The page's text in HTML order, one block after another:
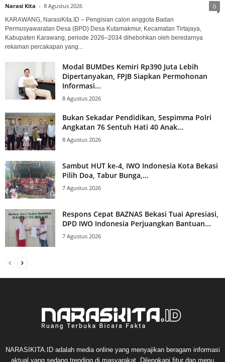
Narasi Kita - 8 Agustus 2026 0
KARAWANG, NarasiKita.ID – Pengisian calon anggota Badan
Permusyawaratan Desa (BPD) Desa Kutamakmur, Kecamatan Tirtajaya,
Kabupaten Karawang, periode 2026–2034 dihebohkan oleh beredarnya
rekaman percakapan yang...
Modal BUMDes Kemiri Rp390 Juta Lebih
Dipertanyakan, FPJB Siapkan Permohonan
Informasi...
8 Agustus 2026
Bukan Sekadar Pendidikan, Sespimma Polri
Angkatan 76 Sentuh Hati 40 Anak...
8 Agustus 2026
Sambut HUT ke-4, IWO Indonesia Kota Bekasi
Pilih Doa, Tabur Bunga,...
7 Agustus 2026
Respons Cepat BAZNAS Bekasi Tuai Apresiasi,
DPD IWO Indonesia Perjuangkan Bantuan...
7 Agustus 2026
NARASIKITA.ID adalah media online yang menyajikan beragam informasi
aktual yang sedang trending di masyarakat. Dilengkapi fitur dan menu